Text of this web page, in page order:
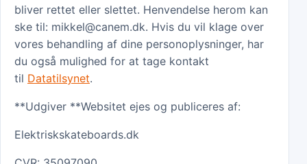
bliver rettet eller slettet. Henvendelse herom kan
ske til: mikkel@canem.dk. Hvis du vil klage over
vores behandling af dine personoplysninger, har
du også mulighed for at tage kontakt
til Datatilsynet.
**Udgiver **Websitet ejes og publiceres af:
Elektriskskateboards.dk